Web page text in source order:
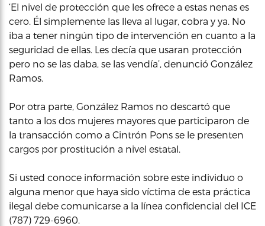
‘El nivel de protección que les ofrece a estas nenas es
cero. Él simplemente las lleva al lugar, cobra y ya. No
iba a tener ningún tipo de intervención en cuanto a la
seguridad de ellas. Les decía que usaran protección
pero no se las daba, se las vendía’, denunció González
Ramos.
Por otra parte, González Ramos no descartó que
tanto a los dos mujeres mayores que participaron de
la transacción como a Cintrón Pons se le presenten
cargos por prostitución a nivel estatal.
Si usted conoce información sobre este individuo o
alguna menor que haya sido víctima de esta práctica
ilegal debe comunicarse a la línea confidencial del ICE
(787) 729-6960.